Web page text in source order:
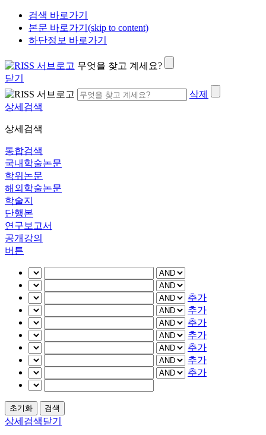
검색 바로가기
본문 바로가기(skip to content)
하단정보 바로가기
무엇을 찾고 계세요?
닫기
삭제
상세검색
상세검색
통합검색
국내학술논문
학위논문
해외학술논문
학술지
단행본
연구보고서
공개강의
버튼
추가
추가
추가
추가
추가
추가
추가
상세검색닫기